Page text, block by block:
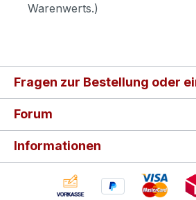
Warenwerts.)
Fragen zur Bestellung oder
Forum
Informationen